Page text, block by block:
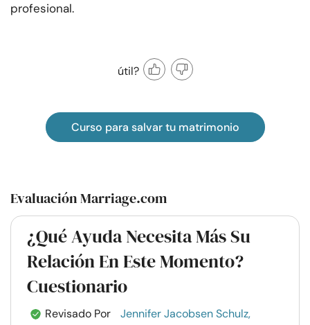
profesional.
útil?
Curso para salvar tu matrimonio
Evaluación Marriage.com
¿Qué Ayuda Necesita Más Su
Relación En Este Momento?
Cuestionario
Revisado Por
Jennifer Jacobsen Schulz,